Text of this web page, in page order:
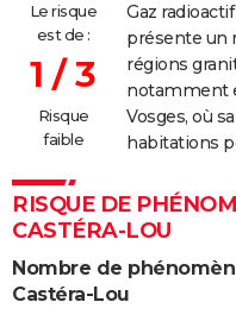
Le risque
est de :
1 / 3
Risque
faible
Gaz
présente un
régions
notamment
Vosges, où
habitations
RISQUE DE
CASTÉRA-LOU
Nombre de
Castéra-Lou